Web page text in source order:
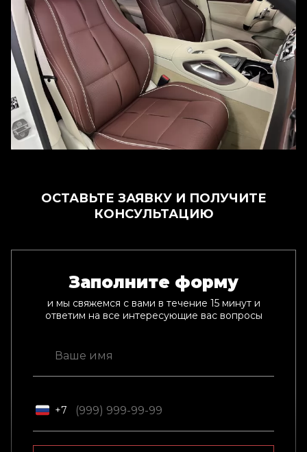
ОСТАВЬТЕ ЗАЯВКУ И ПОЛУЧИТЕ
КОНСУЛЬТАЦИЮ
Заполните форму
и мы свяжемся с вами в течение 15 минут и
ответим на все интересующие вас вопросы
+7